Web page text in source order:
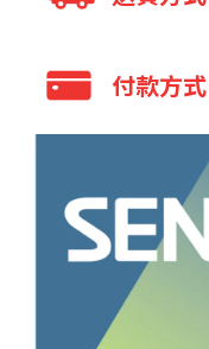
三多® L-麩醯
C、維生素E及
全家 取貨付款
全家 取貨不付款
7-11 取貨付款
7-11 取貨不付款
宅配
貨到付款
付款方式
貨到付款
全家取貨付款
7-11 取貨付款
銀行轉帳／ATM
LINE Pay